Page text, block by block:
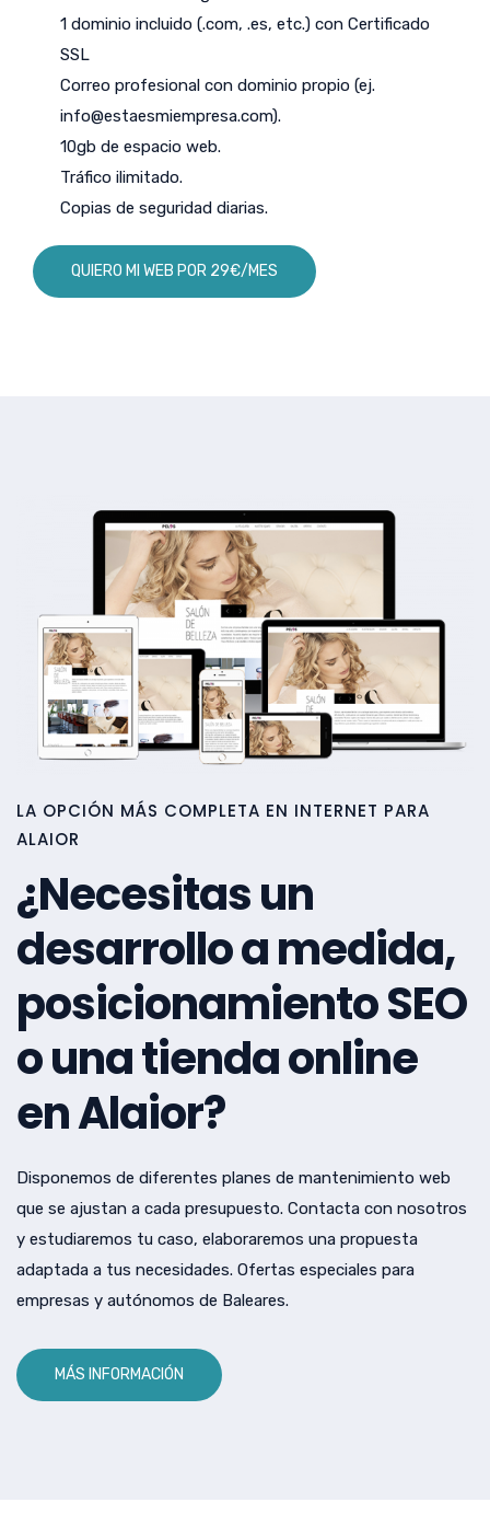
1 dominio incluido (.com, .es, etc.) con Certificado
SSL
Correo profesional con dominio propio (ej.
info@estaesmiempresa.com).
10gb de espacio web.
Tráfico ilimitado.
Copias de seguridad diarias.
QUIERO MI WEB POR 29€/MES
LA OPCIÓN MÁS COMPLETA EN INTERNET PARA
ALAIOR
¿Necesitas un
desarrollo a medida,
posicionamiento SEO
o una tienda online
en Alaior?
Disponemos de diferentes planes de mantenimiento web
que se ajustan a cada presupuesto. Contacta con nosotros
y estudiaremos tu caso, elaboraremos una propuesta
adaptada a tus necesidades. Ofertas especiales para
empresas y autónomos de Baleares.
MÁS INFORMACIÓN